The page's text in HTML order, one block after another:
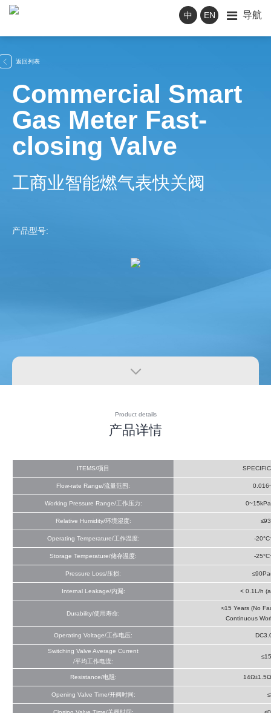
中 EN 导航
 返回列表
Commercial Smart
Gas Meter Fast-
closing Valve
工商业智能燃气表快关阀
产品型号:

Product details
产品详情
ITEMS/项目
Flow-rate Range/流量范围:
Working Pressure Range/工作压力:
Relative Humidity/环境湿度:
Operating Temperature/工作温度: -
Storage Temperature/储存温度: -
Pressure Loss/压损:
Internal Leakage/内漏: < 0.1L/h
Durability/使用寿命:
≈15 Years (No
Continuous
Operating Voltage/工作电压:
Switching Valve Average Current
/平均工作电流:
Resistance/电阻:
Opening Valve Time/开阀时间: